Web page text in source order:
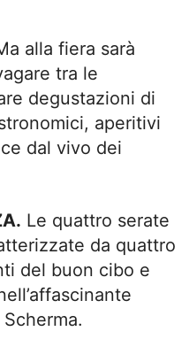
alla fiera sarà
tra le
degustazioni di
aperitivi
dal vivo dei
Le quattro serate
da quattro
del buon cibo e